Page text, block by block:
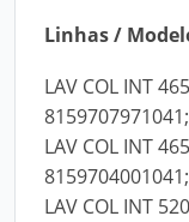
Linhas /
LAV COL INT
8159707971041;
LAV COL INT
8159704001041;
LAV COL INT